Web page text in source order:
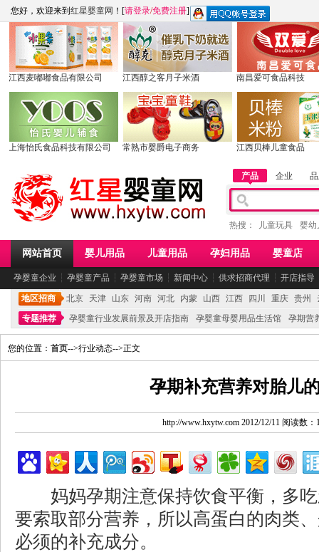
您好，欢迎来到 红星婴童网 ！[请登录/免费注册]
江西麦嘟嘟食品有限公司 江西醇之客月子米酒 南昌爱可食品科技
上海怡氏食品科技有限公司 常熟市婴爵电子商务 江西贝棒儿童食品
产品 企业
热搜： 儿童玩具 婴幼
网站首页 婴儿用品 儿童用品 孕妇用品 婴童店
孕婴童企业 ┆ 孕婴童产品 ┆ 孕婴童市场 ┆ 新闻中心 ┆ 供求招商代理 ┆ 开店指导
地区招商 北京 天津 山东 河南 河北 内蒙 山西 江西 四川 重庆 贵州
专题推荐
孕婴童行业发展前景及开店指南 孕婴童母婴用品生活馆 孕期营
您的位置： 首页-->行业动态-->正文
孕期补充营养对胎儿
http://www.hxytw.com 2012/12/11 阅读数：
妈妈孕期注意保持饮食平衡，多吃
要索取部分营养，所以高蛋白的肉类
必须的补充成分。